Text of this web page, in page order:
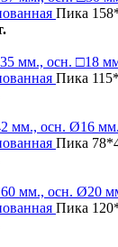
Пика
Пика
Пика
Пика